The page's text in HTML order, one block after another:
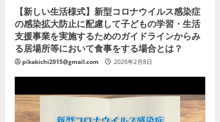
【新しい生活様式】新型コロナウイルス感染症
の感染拡大防止に配慮して子どもの学習・生活
支援事業を実施するためのガイドラインからみ
る居場所等において食事をする場合とは？
pikakichi2015@gmail.com 2026年2月8日